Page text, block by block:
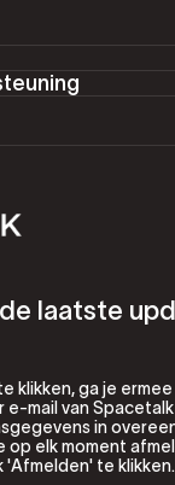
laatste
klikken, ga je
mail van
in
op elk moment
'Afmelden' te klikken.